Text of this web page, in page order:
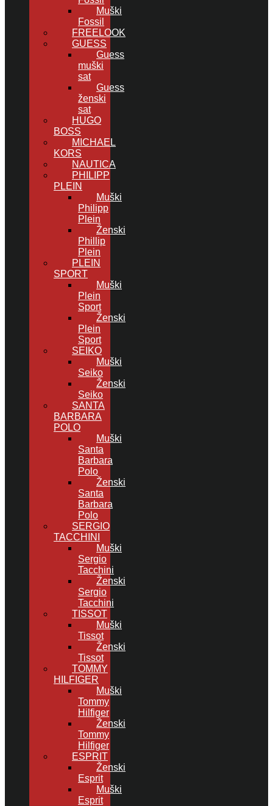
Muški
Fossil
FREELOOK
GUESS
Guess
muški
sat
Guess
ženski
sat
HUGO
BOSS
MICHAEL
KORS
NAUTICA
PHILIPP
PLEIN
Muški
Philipp
Plein
Ženski
Phillip
Plein
PLEIN
SPORT
Muški
Plein
Sport
Ženski
Plein
Sport
SEIKO
Muški
Seiko
Ženski
Seiko
SANTA
BARBARA
POLO
Muški
Santa
Barbara
Polo
Ženski
Santa
Barbara
Polo
SERGIO
TACCHINI
Muški
Sergio
Tacchini
Ženski
Sergio
Tacchini
TISSOT
Muški
Tissot
Ženski
Tissot
TOMMY
HILFIGER
Muški
Tommy
Hilfiger
Ženski
Tommy
Hilfiger
ESPRIT
Ženski
Esprit
Muški
Esprit